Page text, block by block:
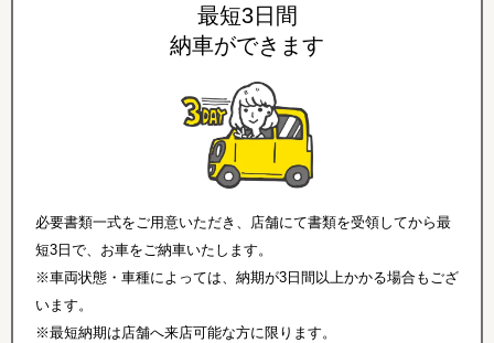
最短3日間
納車ができます
必要書類一式をご用意いただき、店舗にて書類を受領してから最
短3日で、お車をご納車いたします。
※車両状態・車種によっては、納期が3日間以上かかる場合もござ
います。
※最短納期は店舗へ来店可能な方に限ります。